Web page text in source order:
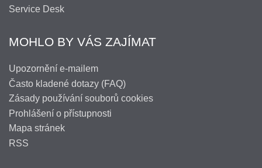
Service Desk
MOHLO BY VÁS ZAJÍMAT
Upozornění e-mailem
Často kladené dotazy (FAQ)
Zásady používání souborů cookies
Prohlášení o přístupnosti
Mapa stránek
RSS